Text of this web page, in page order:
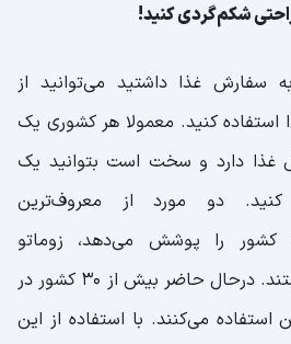
شکم‌گردی کنید!
سفارش غذا داشتید می‌توانید از
کنید. معمولا هر کشوری یک
غذا دارد و سخت است بتوانید یک
کنید. دو مورد از معروف‌ترین
کشور را پوشش می‌دهد، زوماتو
Zomato و UberEats هستند. درحال حاضر بیش از 30 کشور در
استفاده می‌کنند. با استفاده از این